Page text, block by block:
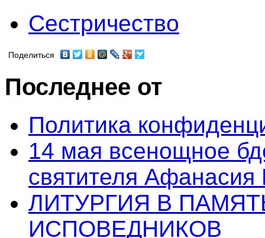
Сестричество
Поделиться
Последнее от
Политика
14 мая всенощное
святителя Афанасия
ЛИТУРГИЯ В
ИСПОВЕДНИКОВ